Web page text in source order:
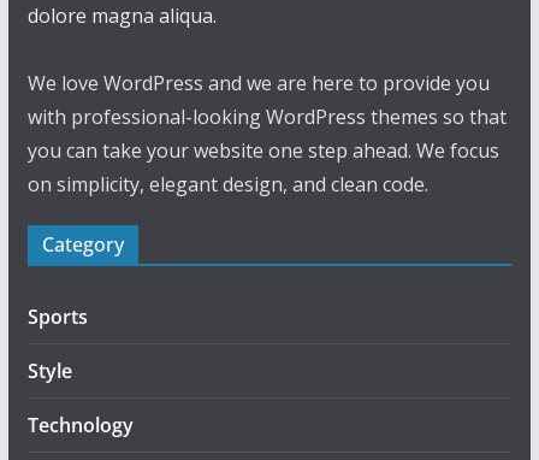
dolore magna aliqua.
We love WordPress and we are here to provide you
with professional-looking WordPress themes so that
you can take your website one step ahead. We focus
on simplicity, elegant design, and clean code.
Category
Sports
Style
Technology